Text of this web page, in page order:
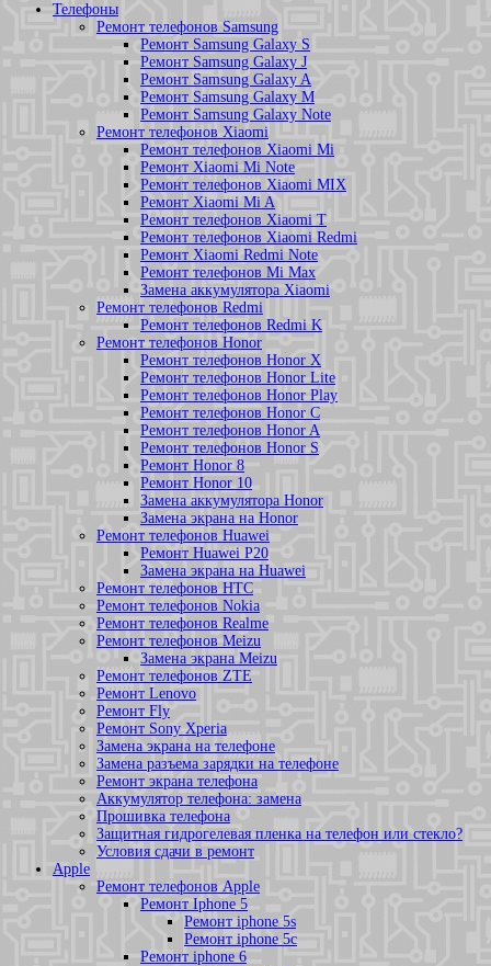
Телефоны
Ремонт телефонов Samsung
Ремонт Samsung Galaxy S
Ремонт Samsung Galaxy J
Ремонт Samsung Galaxy A
Ремонт Samsung Galaxy M
Ремонт Samsung Galaxy Note
Ремонт телефонов Xiaomi
Ремонт телефонов Xiaomi Mi
Ремонт Xiaomi Mi Note
Ремонт телефонов Xiaomi MIX
Ремонт Xiaomi Mi A
Ремонт телефонов Xiaomi T
Ремонт телефонов Xiaomi Redmi
Ремонт Xiaomi Redmi Note
Ремонт телефонов Mi Max
Замена аккумулятора Xiaomi
Ремонт телефонов Redmi
Ремонт телефонов Redmi K
Ремонт телефонов Honor
Ремонт телефонов Honor X
Ремонт телефонов Honor Lite
Ремонт телефонов Honor Play
Ремонт телефонов Honor C
Ремонт телефонов Honor A
Ремонт телефонов Honor S
Ремонт Honor 8
Ремонт Honor 10
Замена аккумулятора Honor
Замена экрана на Honor
Ремонт телефонов Huawei
Ремонт Huawei P20
Замена экрана на Huawei
Ремонт телефонов HTC
Ремонт телефонов Nokia
Ремонт телефонов Realme
Ремонт телефонов Meizu
Замена экрана Meizu
Ремонт телефонов ZTE
Ремонт Lenovo
Ремонт Fly
Ремонт Sony Xperia
Замена экрана на телефоне
Замена разъема зарядки на телефоне
Ремонт экрана телефона
Аккумулятор телефона: замена
Прошивка телефона
Защитная гидрогелевая пленка на телефон или стекло?
Условия сдачи в ремонт
Apple
Ремонт телефонов Apple
Ремонт Iphone 5
Ремонт iphone 5s
Ремонт iphone 5c
Ремонт iphone 6